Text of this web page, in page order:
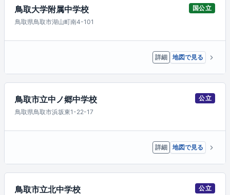
鳥取大学附属中学校
国公立
鳥取県鳥取市湖山町南4-101
詳細 地図で見る
鳥取市立中ノ郷中学校
公立
鳥取県鳥取市浜坂東1-22-17
詳細 地図で見る
鳥取市立北中学校
公立